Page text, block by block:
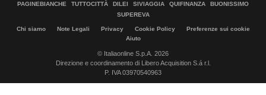
PAGINEBIANCHE
TUTTOCITTÀ DILEI SIVIAGGIA QUIFINANZA
BUONISSIMO
SUPEREVA
Chi siamo Note Legali Privacy Cookie Policy
Preferenze sui cookie
Aiuto
© Italiaonline S.p.A. 2026
Direzione e coordinamento di Libero Acquisition S.á r.l.
P. IVA 03970540963